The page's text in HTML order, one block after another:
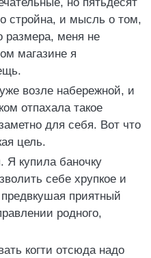
стройна, и мысль о том,
размера, меня не
магазине я
возле набережной, и
отпахала такое
для себя. Вот что
цель.
Я купила баночку
себе хрупкое и
приятный
родного,
когти отсюда надо